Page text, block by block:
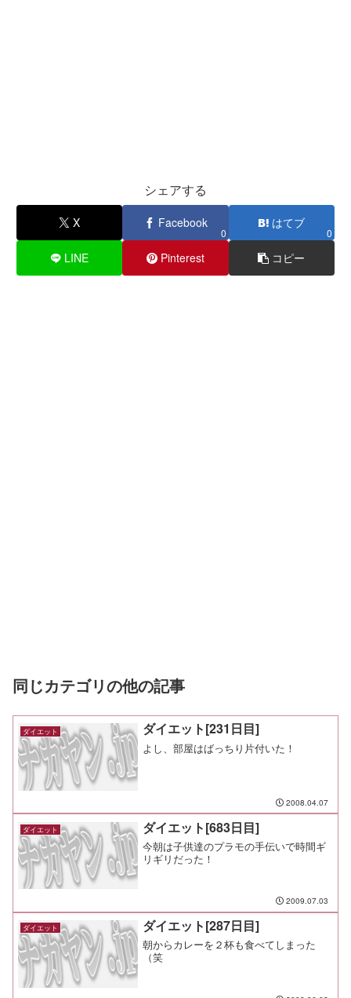
シェアする
X Facebook
0
はてブ
0
LINE Pinterest コピー
同じカテゴリの他の記事
ダイエット ダイエット[231日目]
よし、部屋はばっちり片付いた！
2008.04.07
ダイエット ダイエット[683日目]
今朝は子供達のプラモの手伝いで時間ギ
リギリだった！
2009.07.03
ダイエット ダイエット[287日目]
朝からカレーを２杯も食べてしまった
（笑